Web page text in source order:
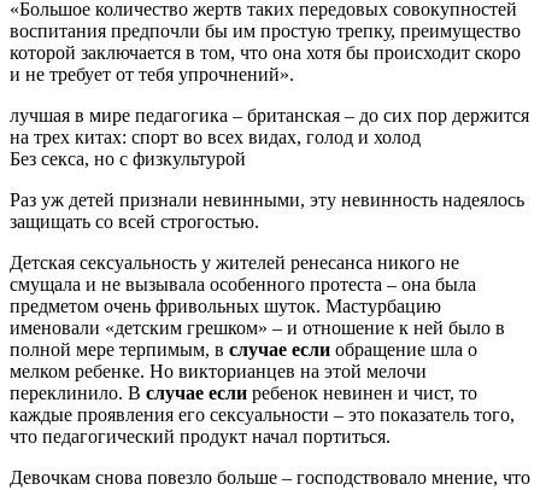
«Большое количество жертв таких передовых совокупностей
воспитания предпочли бы им простую трепку, преимущество
которой заключается в том, что она хотя бы происходит скоро
и не требует от тебя упрочнений».
лучшая в мире педагогика – британская – до сих пор держится
на трех китах: спорт во всех видах, голод и холод
Без секса, но с физкультурой
Раз уж детей признали невинными, эту невинность надеялось
защищать со всей строгостью.
Детская сексуальность у жителей ренесанса никого не
смущала и не вызывала особенного протеста – она была
предметом очень фривольных шуток. Мастурбацию
именовали «детским грешком» – и отношение к ней было в
полной мере терпимым, в случае если обращение шла о
мелком ребенке. Но викторианцев на этой мелочи
переклинило. В случае если ребенок невинен и чист, то
каждые проявления его сексуальности – это показатель того,
что педагогический продукт начал портиться.
Девочкам снова повезло больше – господствовало мнение, что